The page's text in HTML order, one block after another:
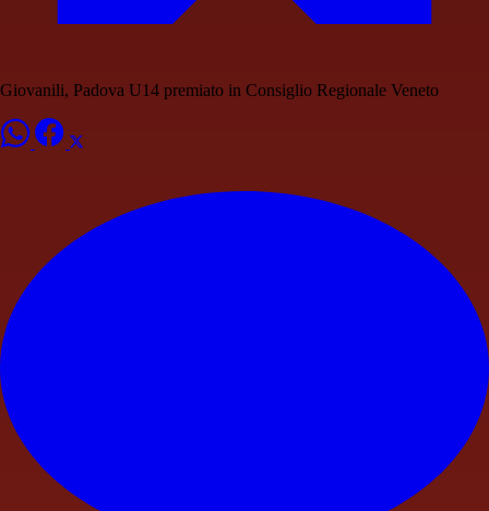
Giovanili, Padova U14 premiato in Consiglio Regionale Veneto